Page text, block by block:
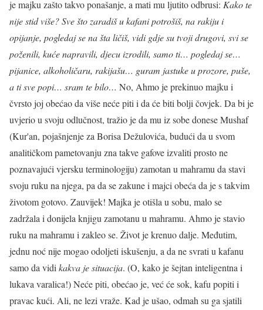
je majku zašto takvo ponašanje, a mati mu ljutito odbrusi: Kako te
nije stid više? Sve što zaradiš u kafani potrošiš, na rakiju i
opijanje, pogledaj se na šta ličiš, vidi gdje su tvoji drugovi, svi se
poženili, kuće napravili, djecu izrodili, samo ti… pogledaj se…
pijanice, alkoholičaru, rakijašu… guram jastuke u prozore, puše,
a ti sve popi… sram te bilo… No, Ahmo je prekinuo majku i
čvrsto joj obećao da više neće piti i da će biti bolji čovjek. Da bi je
uvjerio u svoju odlučnost, tražio je da mu iz sobe donese Mushaf
(Kur'an, pojašnjenje za Borisa Dežulovića, budući da u svom
analitičkom pametovanju zna takve gafove izvaliti prosto ne
poznavajući vjersku terminologiju) zamotan u mahramu da stavi
svoju ruku na njega, pa da se zakune i majci obeća da je s takvim
životom gotovo. Zauvijek! Majka je otišla u sobu, malo se
zadržala i donijela knjigu zamotanu u mahramu. Ahmo je stavio
ruku na mahramu i zakleo se. Život je krenuo dalje. Međutim,
jednu noć nije mogao odoljeti iskušenju, a da ne svrati u kafanu
samo da vidi kakva je situacija. (O, kako je šejtan inteligentna i
lukava varalica!) Neće piti, obećao je, već će sok, kafu popiti i
pravac kući. Ali, ne lezi vraže. Kad je ušao, odmah su ga sjatili